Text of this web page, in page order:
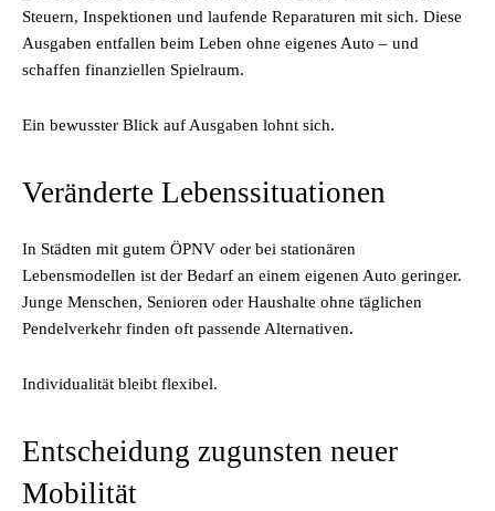
Steuern, Inspektionen und laufende Reparaturen mit sich. Diese
Ausgaben entfallen beim Leben ohne eigenes Auto – und
schaffen finanziellen Spielraum.
Ein bewusster Blick auf Ausgaben lohnt sich.
Veränderte Lebenssituationen
In Städten mit gutem ÖPNV oder bei stationären
Lebensmodellen ist der Bedarf an einem eigenen Auto geringer.
Junge Menschen, Senioren oder Haushalte ohne täglichen
Pendelverkehr finden oft passende Alternativen.
Individualität bleibt flexibel.
Entscheidung zugunsten neuer
Mobilität